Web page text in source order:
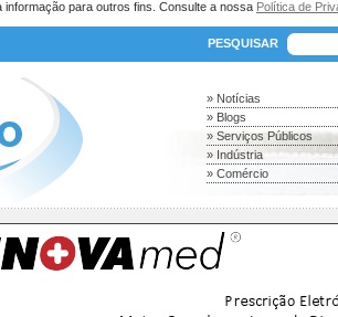
para outros fins. Consulte a nossa Política de
PESQUISAR
» Notícias
» Blogs
» Serviços Públicos
» Indústria
» Comércio